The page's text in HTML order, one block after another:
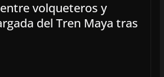
volqueteros y
del Tren Maya tras